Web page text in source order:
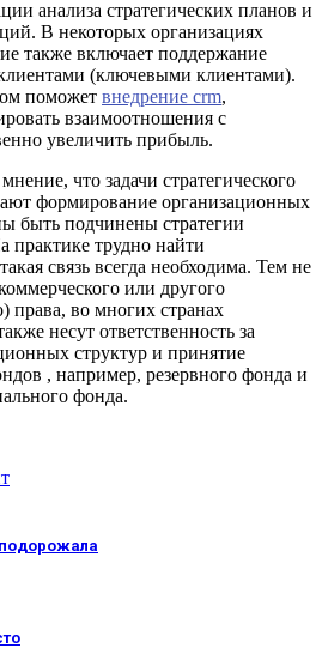
анализа стратегических планов и
В некоторых организациях
также включает поддержание
(ключевыми клиентами).
поможет внедрение crm,
взаимоотношения с
увеличить прибыль.
что задачи стратегического
формирование организационных
быть подчинены стратегии
практике трудно найти
связь всегда необходима. Тем не
или другого
права, во многих странах
несут ответственность за
структур и принятие
, например, резервного фонда и
фонда.